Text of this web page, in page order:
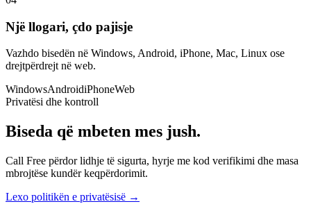
Një llogari, çdo pajisje
Vazhdo bisedën në Windows, Android, iPhone, Mac, Linux ose
drejtpërdrejt në web.
WindowsAndroidiPhoneWeb
Privatësi dhe kontroll
Biseda që mbeten mes jush.
Call Free përdor lidhje të sigurta, hyrje me kod verifikimi dhe masa
mbrojtëse kundër keqpërdorimit.
Lexo politikën e privatësisë →